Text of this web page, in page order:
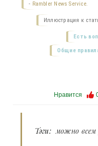
- Rambler News Service.
Иллюстрация к
Есть
Общие
Нравится
Тэги: можно всем